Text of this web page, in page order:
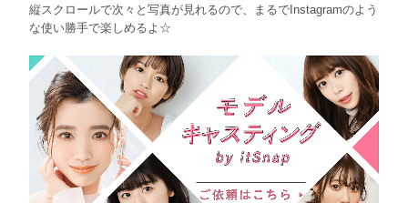
縦スクロールで次々と写真が見れるので、まるでInstagramのよう
な使い勝手で楽しめるよ☆